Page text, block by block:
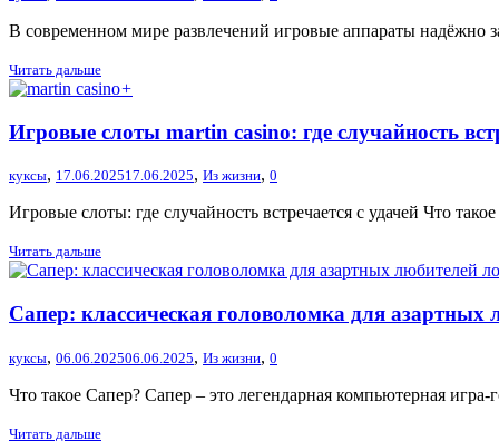
В современном мире развлечений игровые аппараты надёжно
Читать дальше
+
Игровые слоты martin casino: где случайность
куксы, 17.06.202517.06.2025, Из жизни, 0
Игровые слоты: где случайность встречается с удачей Что
Читать дальше
Сапер: классическая головоломка для азартных
куксы, 06.06.202506.06.2025, Из жизни, 0
Что такое Сапер? Сапер – это легендарная компьютерная
Читать дальше